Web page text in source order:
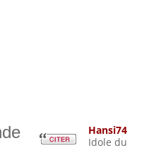
Hansi74
Idole du